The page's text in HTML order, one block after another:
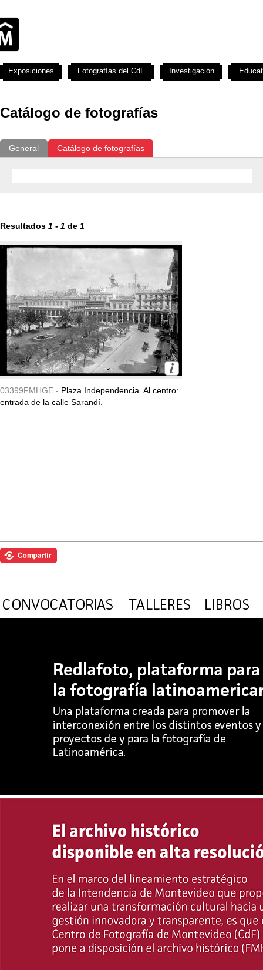
Catálogo de fotografías
General Catálogo de fotografías
Resultados 1 - 1 de 1
03399FMHGE - Plaza Independencia. Al centro:
entrada de la calle Sarandí.
Exposiciones Fotografías del CdF Investigación